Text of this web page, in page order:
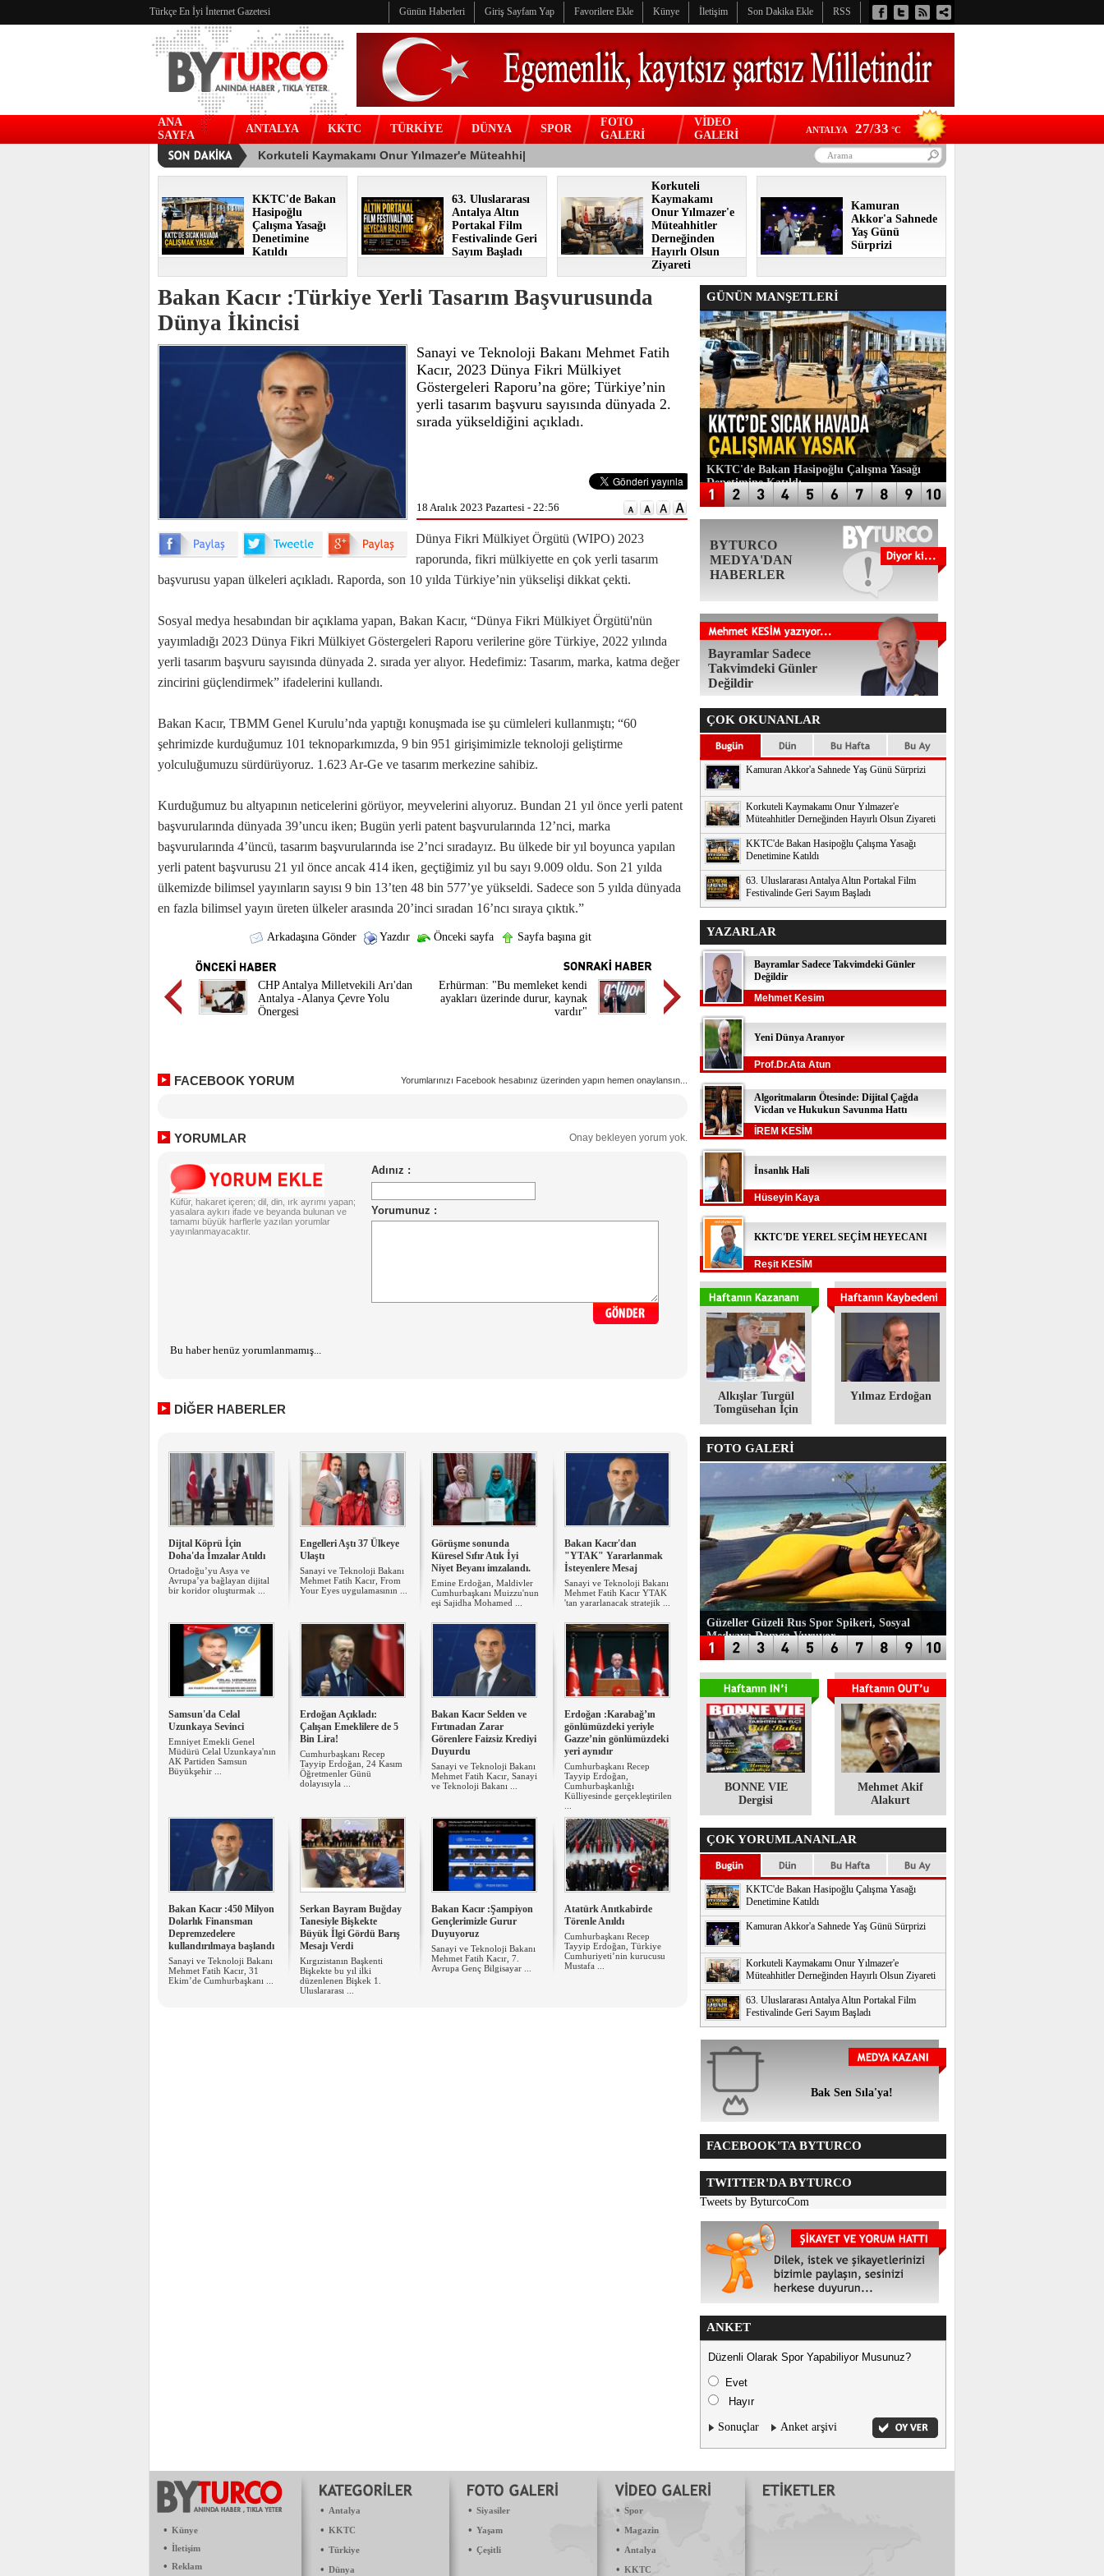
Türkçe En İyi İnternet Gazetesi Günün Haberleri Giriş Sayfam Yap Favorilere Ekle Künye İletişim Son Dakika Ekle RSS
ANA
SAYFA
ANTALYA KKTC TÜRKİYE DÜNYA SPOR
FOTO
GALERİ
VİDEO
GALERİ
ANTALYA 27/33 °C
KKTC'de Bakan
Hasipoğlu
Çalışma Yasağı
Denetimine
Katıldı
63. Uluslararası
Antalya Altın
Portakal Film
Festivalinde Geri
Sayım Başladı
Korkuteli
Kaymakamı
Onur Yılmazer'e
Müteahhitler
Derneğinden
Hayırlı Olsun
Ziyareti
Kamuran
Akkor'a Sahnede
Yaş Günü
Sürprizi
Bakan Kacır :Türkiye Yerli Tasarım Başvurusunda
Dünya İkincisi
Sanayi ve Teknoloji Bakanı Mehmet Fatih
Kacır, 2023 Dünya Fikri Mülkiyet
Göstergeleri Raporu’na göre; Türkiye’nin
yerli tasarım başvuru sayısında dünyada 2.
sırada yükseldiğini açıkladı.
18 Aralık 2023 Pazartesi - 22:56
Dünya Fikri Mülkiyet Örgütü (WIPO) 2023
raporunda, fikri mülkiyette en çok yerli tasarım
başvurusu yapan ülkeleri açıkladı. Raporda, son 10 yılda Türkiye’nin yükselişi dikkat çekti.
Sosyal medya hesabından bir açıklama yapan, Bakan Kacır, “Dünya Fikri Mülkiyet Örgütü'nün
yayımladığı 2023 Dünya Fikri Mülkiyet Göstergeleri Raporu verilerine göre Türkiye, 2022 yılında
yerli tasarım başvuru sayısında dünyada 2. sırada yer alıyor. Hedefimiz: Tasarım, marka, katma değer
zincirini güçlendirmek” ifadelerini kullandı.
Bakan Kacır, TBMM Genel Kurulu’nda yaptığı konuşmada ise şu cümleleri kullanmıştı; “60
şehrimizde kurduğumuz 101 teknoparkımızda, 9 bin 951 girişimimizle teknoloji geliştirme
yolculuğumuzu sürdürüyoruz. 1.623 Ar-Ge ve tasarım merkezine sahibiz.
Kurduğumuz bu altyapının neticelerini görüyor, meyvelerini alıyoruz. Bundan 21 yıl önce yerli patent
başvurularında dünyada 39’uncu iken; Bugün yerli patent başvurularında 12’nci, marka
başvurularında 4’üncü, tasarım başvurularında ise 2’nci sıradayız. Bu ülkede bir yıl boyunca yapılan
yerli patent başvurusu 21 yıl önce ancak 414 iken, geçtiğimiz yıl bu sayı 9.009 oldu. Son 21 yılda
ülkemizde bilimsel yayınların sayısı 9 bin 13’ten 48 bin 577’ye yükseldi. Sadece son 5 yılda dünyada
en fazla bilimsel yayın üreten ülkeler arasında 20’inci sıradan 16’ncı sıraya çıktık.”
Arkadaşına Gönder Yazdır Önceki sayfa Sayfa başına git
CHP Antalya Milletvekili Arı'dan
Antalya -Alanya Çevre Yolu
Önergesi
Erhürman: "Bu memleket kendi
ayakları üzerinde durur, kaynak
vardır"
FACEBOOK YORUM Yorumlarınızı Facebook hesabınız üzerinden yapın hemen onaylansın...
YORUMLAR Onay bekleyen yorum yok.
Küfür, hakaret içeren; dil, din, ırk ayrımı yapan;
yasalara aykırı ifade ve beyanda bulunan ve
tamamı büyük harflerle yazılan yorumlar
yayınlanmayacaktır.
Bu haber henüz yorumlanmamış...
DİĞER HABERLER
Dijtal Köprü İçin
Doha'da İmzalar Atıldı
Ortadoğu’yu Asya ve
Avrupa’ya bağlayan dijital
bir koridor oluşturmak ...
Engelleri Aştı 37 Ülkeye
Ulaştı
Sanayi ve Teknoloji Bakanı
Mehmet Fatih Kacır, From
Your Eyes uygulamasının ...
Görüşme sonunda
Küresel Sıfır Atık İyi
Niyet Beyanı imzalandı.
Emine Erdoğan, Maldivler
Cumhurbaşkanı Muizzu'nun
eşi Sajidha Mohamed ...
Bakan Kacır'dan
"YTAK" Yararlanmak
İsteyenlere Mesaj
Sanayi ve Teknoloji Bakanı
Mehmet Fatih Kacır YTAK
'tan yararlanacak stratejik ...
Samsun'da Celal
Uzunkaya Sevinci
Emniyet Emekli Genel
Müdürü Celal Uzunkaya'nın
AK Partiden Samsun
Büyükşehir ...
Erdoğan Açıkladı:
Çalışan Emeklilere de 5
Bin Lira!
Cumhurbaşkanı Recep
Tayyip Erdoğan, 24 Kasım
Öğretmenler Günü
dolayısıyla ...
Bakan Kacır Selden ve
Fırtınadan Zarar
Görenlere Faizsiz Krediyi
Duyurdu
Sanayi ve Teknoloji Bakanı
Mehmet Fatih Kacır, Sanayi
ve Teknoloji Bakanı ...
Erdoğan :Karabağ’ın
gönlümüzdeki yeriyle
Gazze’nin gönlümüzdeki
yeri aynıdır
Cumhurbaşkanı Recep
Tayyip Erdoğan,
Cumhurbaşkanlığı
Külliyesinde gerçekleştirilen
Bakan Kacır :450 Milyon
Dolarlık Finansman
Depremzedelere
kullandırılmaya başlandı
Sanayi ve Teknoloji Bakanı
Mehmet Fatih Kacır, 31
Ekim’de Cumhurbaşkanı ...
Serkan Bayram Buğday
Tanesiyle Bişkekte
Büyük İlgi Gördü Barış
Mesajı Verdi
Kırgızistanın Başkenti
Bişkekte bu yıl ilki
düzenlenen Bişkek 1.
Uluslararası ...
Bakan Kacır :Şampiyon
Gençlerimizle Gurur
Duyuyoruz
Sanayi ve Teknoloji Bakanı
Mehmet Fatih Kacır, 7.
Avrupa Genç Bilgisayar ...
Atatürk Anıtkabirde
Törenle Anıldı
Cumhurbaşkanı Recep
Tayyip Erdoğan, Türkiye
Cumhuriyeti’nin kurucusu
Mustafa ...
GÜNÜN MANŞETLERİ
KKTC'de Bakan Hasipoğlu Çalışma Yasağı
Denetimine Katıldı
BYTURCO
MEDYA'DAN
HABERLER
Bayramlar Sadece
Takvimdeki Günler
Değildir
ÇOK OKUNANLAR
Kamuran Akkor'a Sahnede Yaş Günü Sürprizi
Korkuteli Kaymakamı Onur Yılmazer'e
Müteahhitler Derneğinden Hayırlı Olsun Ziyareti
KKTC'de Bakan Hasipoğlu Çalışma Yasağı
Denetimine Katıldı
63. Uluslararası Antalya Altın Portakal Film
Festivalinde Geri Sayım Başladı
YAZARLAR
Bayramlar Sadece Takvimdeki Günler
Değildir
Mehmet Kesim
Yeni Dünya Aranıyor
Prof.Dr.Ata Atun
Algoritmaların Ötesinde: Dijital Çağda
Vicdan ve Hukukun Savunma Hattı
İREM KESİM
İnsanlık Hali
Hüseyin Kaya
KKTC'DE YEREL SEÇİM HEYECANI
Reşit KESİM
Alkışlar Turgül
Tomgüsehan İçin
Yılmaz Erdoğan
FOTO GALERİ
Güzeller Güzeli Rus Spor Spikeri, Sosyal
Medyaya Damga Vuruyor
BONNE VIE
Dergisi
​Mehmet Akif
Alakurt
ÇOK YORUMLANANLAR
KKTC'de Bakan Hasipoğlu Çalışma Yasağı
Denetimine Katıldı
Kamuran Akkor'a Sahnede Yaş Günü Sürprizi
Korkuteli Kaymakamı Onur Yılmazer'e
Müteahhitler Derneğinden Hayırlı Olsun Ziyareti
63. Uluslararası Antalya Altın Portakal Film
Festivalinde Geri Sayım Başladı
Bak Sen Sıla'ya!
FACEBOOK'TA BYTURCO
TWITTER'DA BYTURCO
Tweets by ByturcoCom
ANKET
Düzenli Olarak Spor Yapabiliyor Musunuz?
Evet
Hayır
Sonuçlar Anket arşivi
• Künye
• İletişim
• Reklam
• Antalya
• KKTC
• Türkiye
• Dünya
• Siyasiler
• Yaşam
• Çeşitli
• Spor
• Magazin
• Antalya
• KKTC